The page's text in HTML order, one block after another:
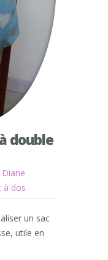
double
à dos
un sac
utile en